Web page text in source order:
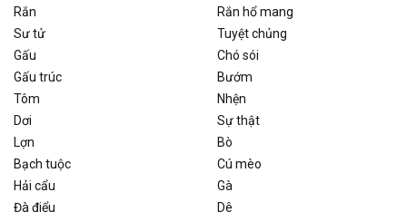
Rắn
Rắn hổ mang
Sư tử
Tuyệt chủng
Gấu
Chó sói
Gấu trúc
Bướm
Tôm
Nhện
Dơi
Sự thật
Lợn
Bò
Bạch tuộc
Cú mèo
Hải cẩu
Gà
Đà điểu
Dê